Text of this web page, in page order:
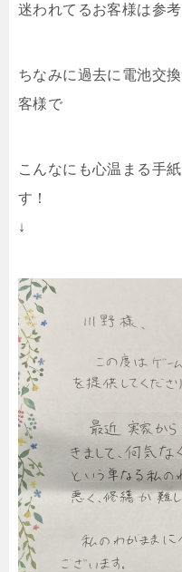
迷われてるお客様は参考
ちなみに過去に電池交
客様で
こんなにも心温まる手
す！
↓